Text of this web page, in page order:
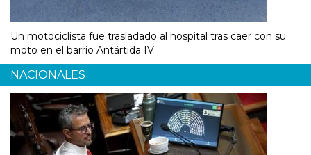
Un motociclista fue trasladado al hospital tras caer con su
moto en el barrio Antártida IV
NACIONALES